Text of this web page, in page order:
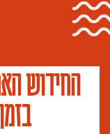
החידוש